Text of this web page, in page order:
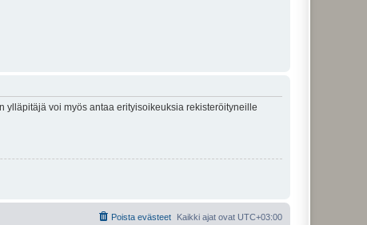
voi myös antaa erityisoikeuksia rekisteröityneille
Kaikki ajat ovat UTC+03:00
Poista evästeet